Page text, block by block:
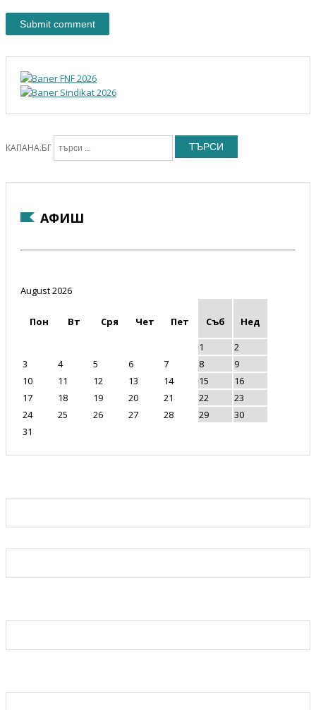
КАПАНА.БГ ТЪРСИ
АФИШ
August 2026
Пон Вт Сря Чет Пет Съб
Нед
1
2
3
4 5 6 7 8
9
10
11 12 13 14 15
16
17
18 19 20 21 22
23
24
25 26 27 28 29
30
31